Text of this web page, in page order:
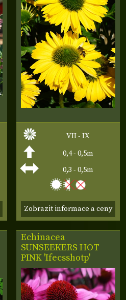
VII - IX
0,4 - 0,5m
0,3 - 0,5m
Zobrazit informace a ceny
Echinacea
SUNSEEKERS HOT
PINK 'Ifecsshotp'